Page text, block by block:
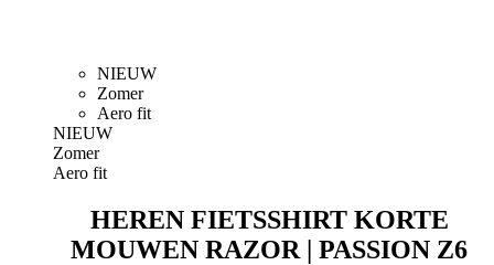
NIEUW
Zomer
Aero fit
NIEUW
Zomer
Aero fit
HEREN FIETSSHIRT KORTE
MOUWEN RAZOR | PASSION Z6